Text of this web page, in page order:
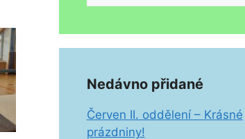
Nedávno přidané
Červen II. oddělení – Krásné
prázdniny!